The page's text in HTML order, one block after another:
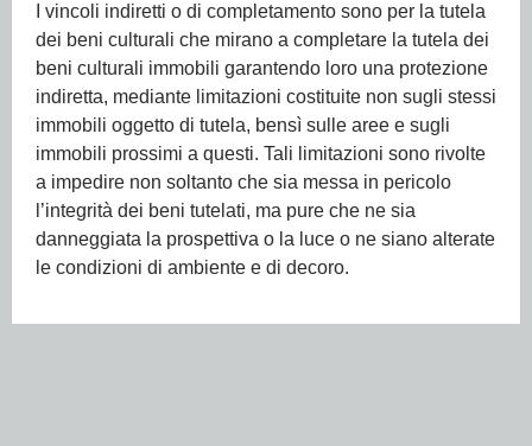
I vincoli indiretti o di completamento sono per la tutela
dei beni culturali che mirano a completare la tutela dei
beni culturali immobili garantendo loro una protezione
indiretta, mediante limitazioni costituite non sugli stessi
immobili oggetto di tutela, bensì sulle aree e sugli
immobili prossimi a questi. Tali limitazioni sono rivolte
a impedire non soltanto che sia messa in pericolo
l’integrità dei beni tutelati, ma pure che ne sia
danneggiata la prospettiva o la luce o ne siano alterate
le condizioni di ambiente e di decoro.